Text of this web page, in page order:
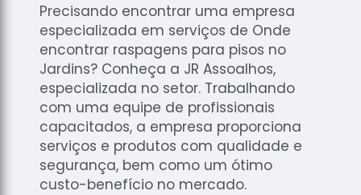
Raspagem
de Tacos
Madeiras
Raspagens
de Pisos
Tacos de
Madeiras
Precisando encontrar uma empresa
especializada em serviços de Onde
encontrar raspagens para pisos no
Jardins? Conheça a JR Assoalhos,
especializada no setor. Trabalhando
com uma equipe de profissionais
capacitados, a empresa proporciona
serviços e produtos com qualidade e
segurança, bem como um ótimo
custo-benefício no mercado.